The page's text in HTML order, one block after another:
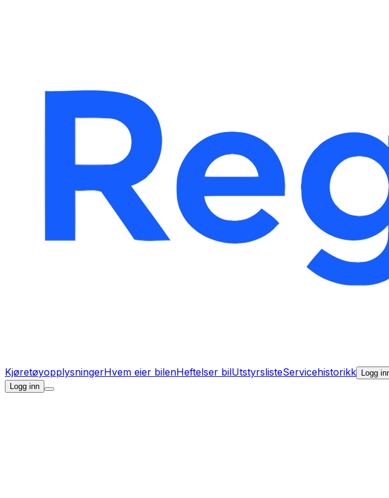
KjøretøyopplysningerHvem eier bilenHeftelser bilUtstyrslisteServicehistorikk
Logg
Logg inn